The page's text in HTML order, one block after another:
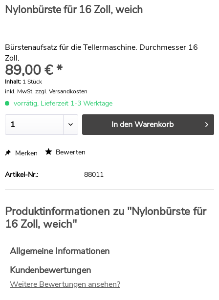
Nylonbürste für 16 Zoll, weich
Bürstenaufsatz für die Tellermaschine. Durchmesser 16
Zoll.
89,00 € *
Inhalt: 1 Stück
inkl. MwSt. zzgl. Versandkosten
vorrätig, Lieferzeit 1-3 Werktage
In denWarenkorb
Merken Bewerten
Artikel-Nr.: 88011
Produktinformationen zu "Nylonbürste für
16 Zoll, weich"
Allgemeine Informationen
Kundenbewertungen
Weitere Bewertungen ansehen?